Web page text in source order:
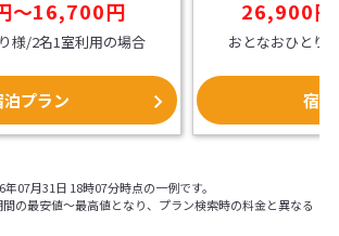
〜16,700円
様/2名1室利用の場合
泊プラン
その大きさやス
変喜んでいただ
らの旅館のイメー
ていただきます。
26,900
おとなおひとり
宿
07月31日 18時07分時点の一例です。
の最安値～最高値となり、プラン検索時の料金と異なる